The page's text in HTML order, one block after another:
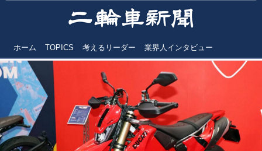
ホーム TOPICS 考えるリーダー 業界人インタビュー